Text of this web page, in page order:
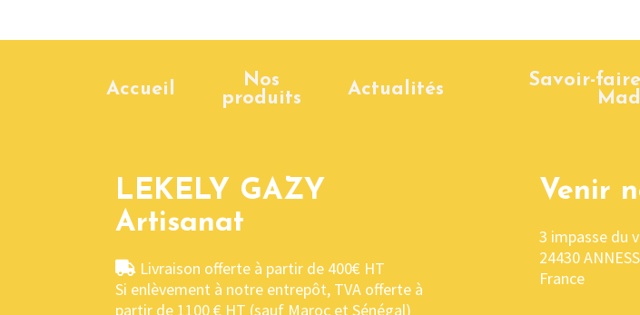
Accueil
Nos
produits
Actualités
Savoir-
LEKELY GAZY
Artisanat
Livraison offerte à partir de 400€ HT
Si enlèvement à notre entrepôt, TVA offerte à
partir de 1100 € HT (sauf Maroc et Sénégal)
Venir
3 impasse du
24430
France